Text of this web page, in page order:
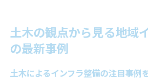
土木の観点から見る地域
の最新事例
土木によるインフラ整備の注目事例